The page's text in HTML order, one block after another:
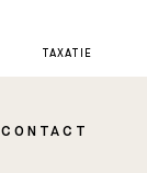
TAXATIE
CONTACT